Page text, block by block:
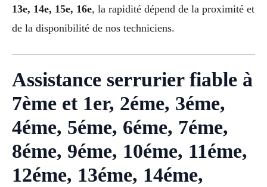
13e, 14e, 15e, 16e, la rapidité dépend de la proximité et
de la disponibilité de nos techniciens.
Assistance serrurier fiable à
7ème et 1er, 2éme, 3éme,
4éme, 5éme, 6éme, 7éme,
8éme, 9éme, 10éme, 11éme,
12éme, 13éme, 14éme,